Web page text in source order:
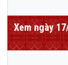
Xem ngày